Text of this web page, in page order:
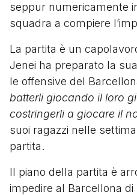
seppur numericamente
squadra a compiere
La partita è un
Jenei ha preparato la
le offensive del
batterli giocando il loro
costringerli a giocare il
suoi ragazzi nelle
partita.
Il piano della partita è
impedire al Barcellona